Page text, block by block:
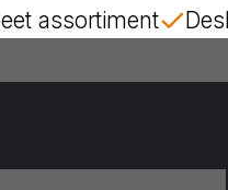
assortiment